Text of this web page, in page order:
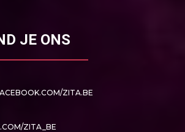
JE ONS
ZITA.BE
ZITA_BE